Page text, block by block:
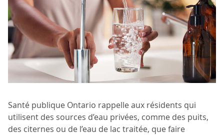
Santé publique Ontario rappelle aux résidents qui
utilisent des sources d’eau privées, comme des puits,
des citernes ou de l’eau de lac traitée, que faire